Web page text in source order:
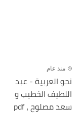
منذ عام
نحو العربية - عبد
اللطيف الخطيب و
سعد مصلوح ، pdf